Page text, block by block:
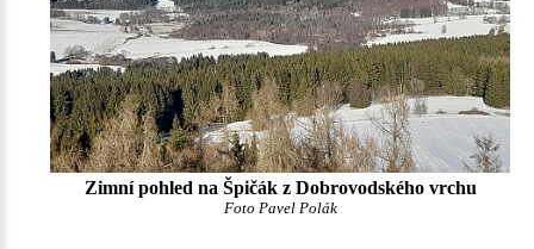
Zimní pohled na Špičák z Dobrovodského vrchu
Foto Pavel Polák